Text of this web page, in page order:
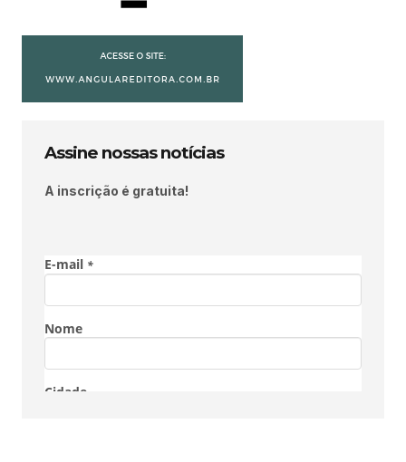
Assine nossas notícias
A inscrição é gratuita!